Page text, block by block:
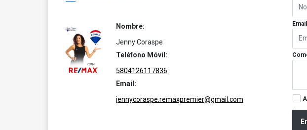
Nombre:
Jenny Coraspe
Teléfono Móvil:
5804126117836
Email:
jennycoraspe.remaxpremier@gmail.com